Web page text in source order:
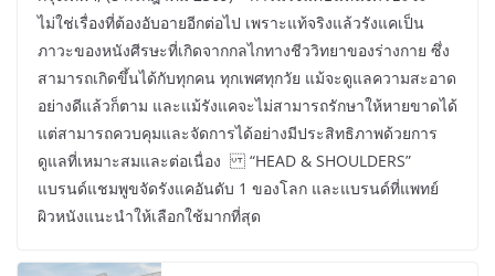
ไม่ใช่เรื่องที่ต้องอับอายอีกต่อไป เพราะแท้จริงแล้วรังแคเป็น
ภาวะของหนังศีรษะที่เกิดจากกลไกทางชีววิทยาของร่างกาย ซึ่ง
สามารถเกิดขึ้นได้กับทุกคน ทุกเพศทุกวัย แม้จะดูแลความสะอาด
อย่างดีแล้วก็ตาม และแม้รังแคจะไม่สามารถรักษาให้หายขาดได้
แต่สามารถควบคุมและจัดการได้อย่างมีประสิทธิภาพด้วยการ
ดูแลที่เหมาะสมและต่อเนื่อง “HEAD & SHOULDERS”
แบรนด์แชมพูขจัดรังแคอันดับ 1 ของโลก และแบรนด์ที่แพทย์
ผิวหนังแนะนำให้เลือกใช้มากที่สุด